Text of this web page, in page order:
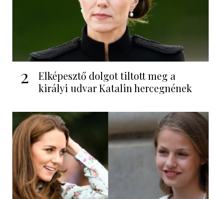
2
Elképesztő dolgot tiltott meg a
királyi udvar Katalin hercegnének